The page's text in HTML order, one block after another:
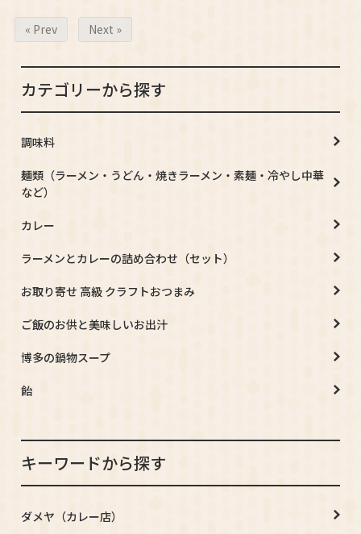
« Prev Next »
カテゴリーから探す
調味料
麺類（ラーメン・うどん・焼きラーメン・素麺・冷やし中華
など）
カレー
ラーメンとカレーの詰め合わせ（セット）
お取り寄せ 高級 クラフトおつまみ
ご飯のお供と美味しいお出汁
博多の鍋物スープ
飴
キーワードから探す
ダメヤ（カレー店）